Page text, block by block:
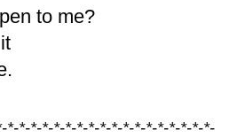
to me?
*-*-*-*-*-*-*-*-*-*-*-*-*-*-*-